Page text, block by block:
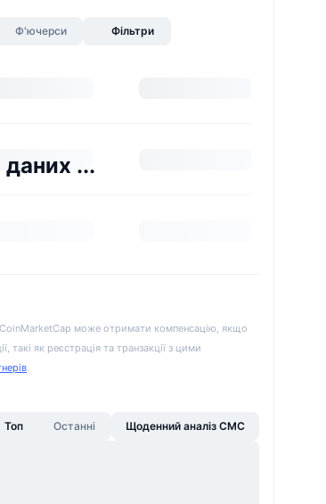
Ф'ючерси Фільтри
...
CoinMarketCap може отримати компенсацію, якщо
такі як реєстрація та транзакції з цими
.
Топ Останні Щоденний аналіз CMC